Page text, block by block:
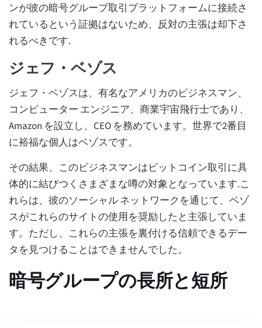
ンが彼の暗号グループ取引プラットフォームに接続さ
れているという証拠はないため、反対の主張は却下さ
れるべきです.
ジェフ・ベゾス
ジェフ・ベゾスは、有名なアメリカのビジネスマン、
コンピューター エンジニア、商業宇宙飛行士であり、
Amazon を設立し、CEO を務めています。世界で2番目
に裕福な個人はベゾスです。
その結果、このビジネスマンはビットコイン取引に具
体的に結びつくさまざまな噂の対象となっています.こ
れらは、彼のソーシャル ネットワークを通じて、ベゾ
スがこれらのサイトの使用を奨励したと主張していま
す。ただし、これらの主張を裏付ける信頼できるデー
タを見つけることはできませんでした。
暗号グループの長所と短所